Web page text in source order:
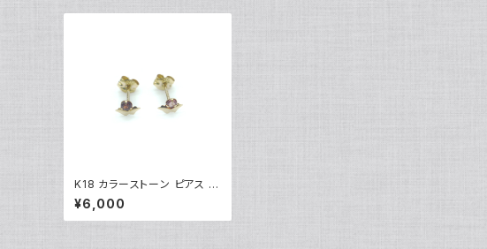
K18 カラーストーン ピアス 1
8金 スタッドピアス Y03400
¥6,000